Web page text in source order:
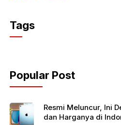
c
e
o
o
k
p
p
Tags
Popular Post
Resmi Meluncur, Ini
dan Harganya di